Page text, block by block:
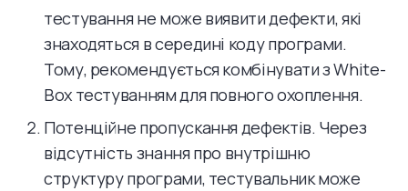
тестування не може виявити дефекти, які
знаходяться в середині коду програми.
Тому, рекомендується комбінувати з White-
Box тестуванням для повного охоплення.
Потенційне пропускання дефектів. Через
відсутність знання про внутрішню
структуру програми, тестувальник може